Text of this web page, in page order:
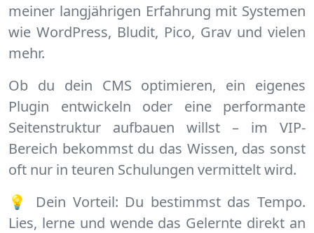
meiner langjährigen Erfahrung mit Systemen
wie WordPress, Bludit, Pico, Grav und vielen
mehr.
Ob du dein CMS optimieren, ein eigenes
Plugin entwickeln oder eine performante
Seitenstruktur aufbauen willst – im VIP-
Bereich bekommst du das Wissen, das sonst
oft nur in teuren Schulungen vermittelt wird.
💡 Dein Vorteil: Du bestimmst das Tempo.
Lies, lerne und wende das Gelernte direkt an